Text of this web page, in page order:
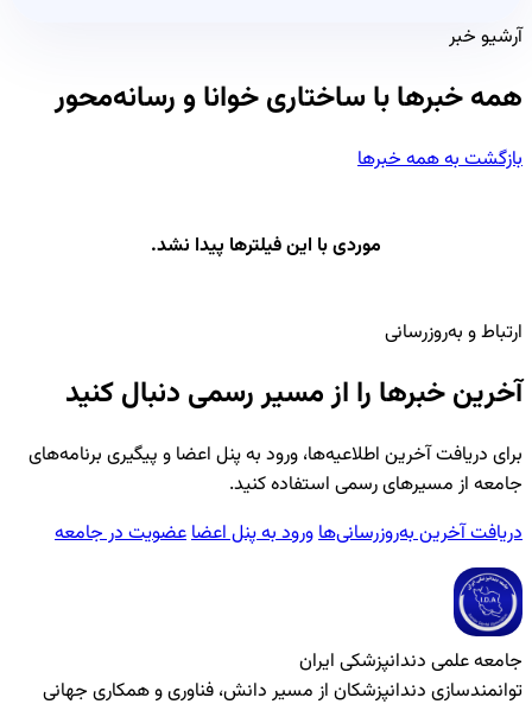
آرشیو خبر
همه خبرها با ساختاری خوانا و رسانه‌محور
بازگشت به همه خبرها
موردی با این فیلترها پیدا نشد.
ارتباط و به‌روزرسانی
آخرین خبرها را از مسیر رسمی دنبال کنید
برای دریافت آخرین اطلاعیه‌ها، ورود به پنل اعضا و پیگیری برنامه‌های
جامعه از مسیرهای رسمی استفاده کنید.
دریافت آخرین به‌روزرسانی‌هاورود به پنل اعضاعضویت در جامعه
جامعه علمی دندانپزشکی ایران
توانمندسازی دندانپزشکان از مسیر دانش، فناوری و همکاری جهانی